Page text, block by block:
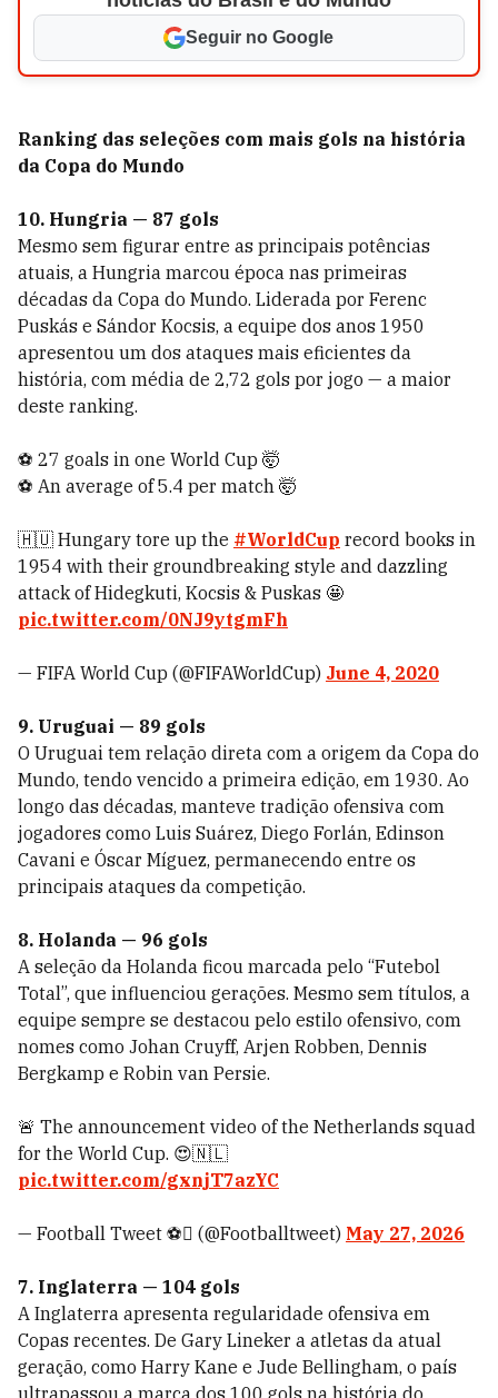
Seguir no Google
Ranking das seleções com mais gols na história
da Copa do Mundo
10. Hungria — 87 gols
Mesmo sem figurar entre as principais potências
atuais, a Hungria marcou época nas primeiras
décadas da Copa do Mundo. Liderada por Ferenc
Puskás e Sándor Kocsis, a equipe dos anos 1950
apresentou um dos ataques mais eficientes da
história, com média de 2,72 gols por jogo — a maior
deste ranking.
⚽️ 27 goals in one World Cup 🤯
⚽️ An average of 5.4 per match 🤯
🇭🇺 Hungary tore up the #WorldCup record books in
1954 with their groundbreaking style and dazzling
attack of Hidegkuti, Kocsis & Puskas 🤩
pic.twitter.com/0NJ9ytgmFh
— FIFA World Cup (@FIFAWorldCup) June 4, 2020
9. Uruguai — 89 gols
O Uruguai tem relação direta com a origem da Copa do
Mundo, tendo vencido a primeira edição, em 1930. Ao
longo das décadas, manteve tradição ofensiva com
jogadores como Luis Suárez, Diego Forlán, Edinson
Cavani e Óscar Míguez, permanecendo entre os
principais ataques da competição.
8. Holanda — 96 gols
A seleção da Holanda ficou marcada pelo “Futebol
Total”, que influenciou gerações. Mesmo sem títulos, a
equipe sempre se destacou pelo estilo ofensivo, com
nomes como Johan Cruyff, Arjen Robben, Dennis
Bergkamp e Robin van Persie.
🚨 The announcement video of the Netherlands squad
for the World Cup. 😍🇳🇱
pic.twitter.com/gxnjT7azYC
— Football Tweet ⚽ (@Footballtweet) May 27, 2026
7. Inglaterra — 104 gols
A Inglaterra apresenta regularidade ofensiva em
Copas recentes. De Gary Lineker a atletas da atual
geração, como Harry Kane e Jude Bellingham, o país
ultrapassou a marca dos 100 gols na história do